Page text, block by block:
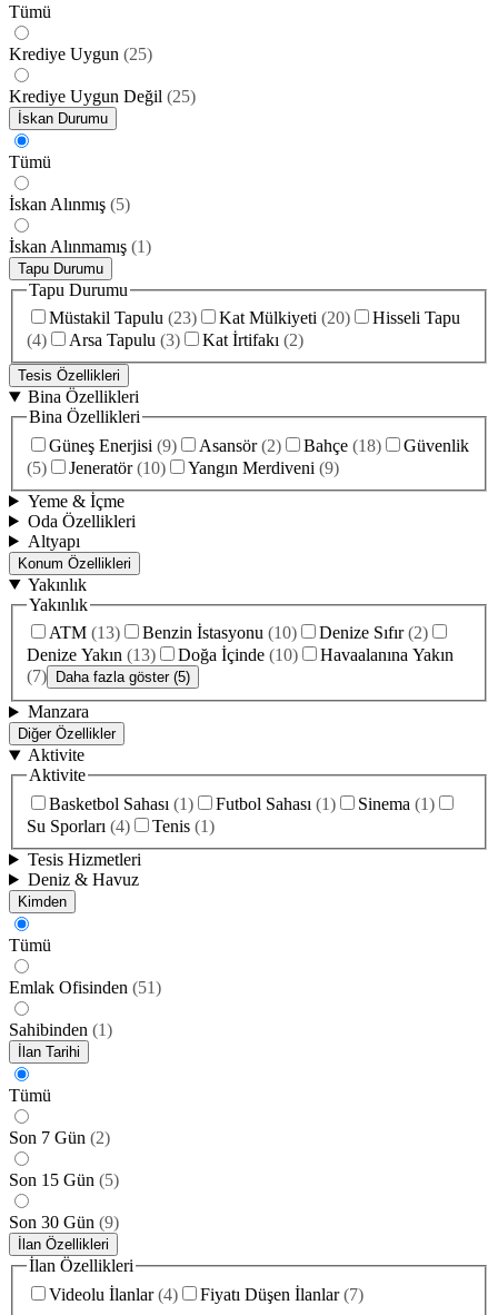
Tümü
Krediye Uygun (25)
Krediye Uygun Değil (25)
İskan Durumu
Tümü
İskan Alınmış (5)
İskan Alınmamış (1)
Tapu Durumu
Tapu Durumu
Müstakil Tapulu (23) Kat Mülkiyeti (20)
Hisseli Tapu
(4) Arsa Tapulu (3) Kat İrtifakı (2)
Tesis Özellikleri
Bina Özellikleri
Bina Özellikleri
Güneş Enerjisi (9) Asansör (2) Bahçe (18)
Güvenlik
(5) Jeneratör (10) Yangın Merdiveni (9)
Yeme & İçme
Oda Özellikleri
Altyapı
Konum Özellikleri
Yakınlık
Yakınlık
ATM (13) Benzin İstasyonu (10) Denize Sıfır (2)
Denize Yakın (13) Doğa İçinde (10)
Havaalanına Yakın
(7) Daha fazla göster (5)
Manzara
Diğer Özellikler
Aktivite
Aktivite
Basketbol Sahası (1) Futbol Sahası (1) Sinema (1)
Su Sporları (4) Tenis (1)
Tesis Hizmetleri
Deniz & Havuz
Kimden
Tümü
Emlak Ofisinden (51)
Sahibinden (1)
İlan Tarihi
Tümü
Son 7 Gün (2)
Son 15 Gün (5)
Son 30 Gün (9)
İlan Özellikleri
İlan Özellikleri
Videolu İlanlar (4) Fiyatı Düşen İlanlar (7)